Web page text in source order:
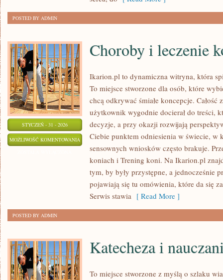
POSTED BY ADMIN
STYCZEŃ - 31 - 2026
MOŻLIWOŚĆ KOMENTOWANIA CHOROBY
LECZENIE
KONI
Choroby i leczenie
Ikarion.pl to dynamiczna witryna, która
To miejsce stworzone dla osób, które
chcą odkrywać śmiałe koncepcje. Całość
użytkownik wygodnie docierał do treści,
decyzje, a przy okazji rozwijają
Ciebie punktem odniesienia w świecie, w
sensownych wniosków często brakuje.
koniach i Trening koni. Na Ikarion.pl
tym, by były przystępne, a jednocześnie
pojawiają się tu omówienia, które da się
Serwis stawia [ Read More ]
POSTED BY ADMIN
Katecheza i
To miejsce stworzone z myślą o szlaku